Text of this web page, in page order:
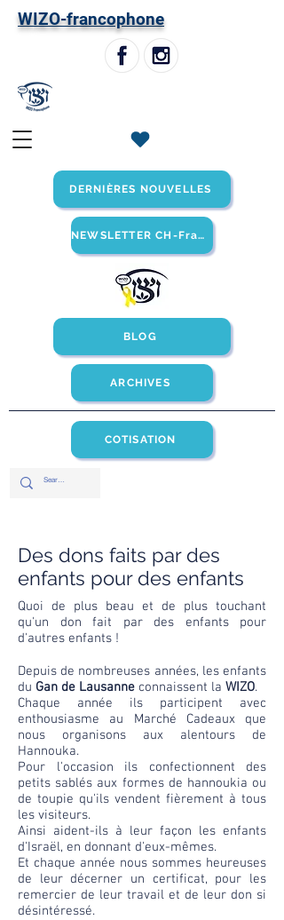
WIZO-francophone
ARCHIVES
DERNIÈRES NOUVELLES
COTISATION
NEWSLETTER CH-Francophone
BLOG
Des dons faits par des
enfants pour des enfants
Quoi de plus beau et de plus touchant
qu'un don fait par des enfants pour
d'autres enfants !
Depuis de nombreuses années, les enfants
du Gan de Lausanne connaissent la WIZO.
Chaque année ils participent avec
enthousiasme au Marché Cadeaux que
nous organisons aux alentours de
Hannouka.
Pour l'occasion ils confectionnent des
petits sablés aux formes de hannoukia ou
de toupie qu'ils vendent fièrement à tous
les visiteurs.
Ainsi aident-ils à leur façon les enfants
d'Israël, en donnant d'eux-mêmes.
Et chaque année nous sommes heureuses
de leur décerner un certificat, pour les
remercier de leur travail et de leur don si
désintéressé.